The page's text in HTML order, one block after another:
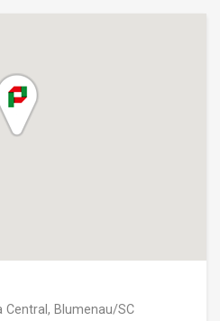
Central, Blumenau/SC